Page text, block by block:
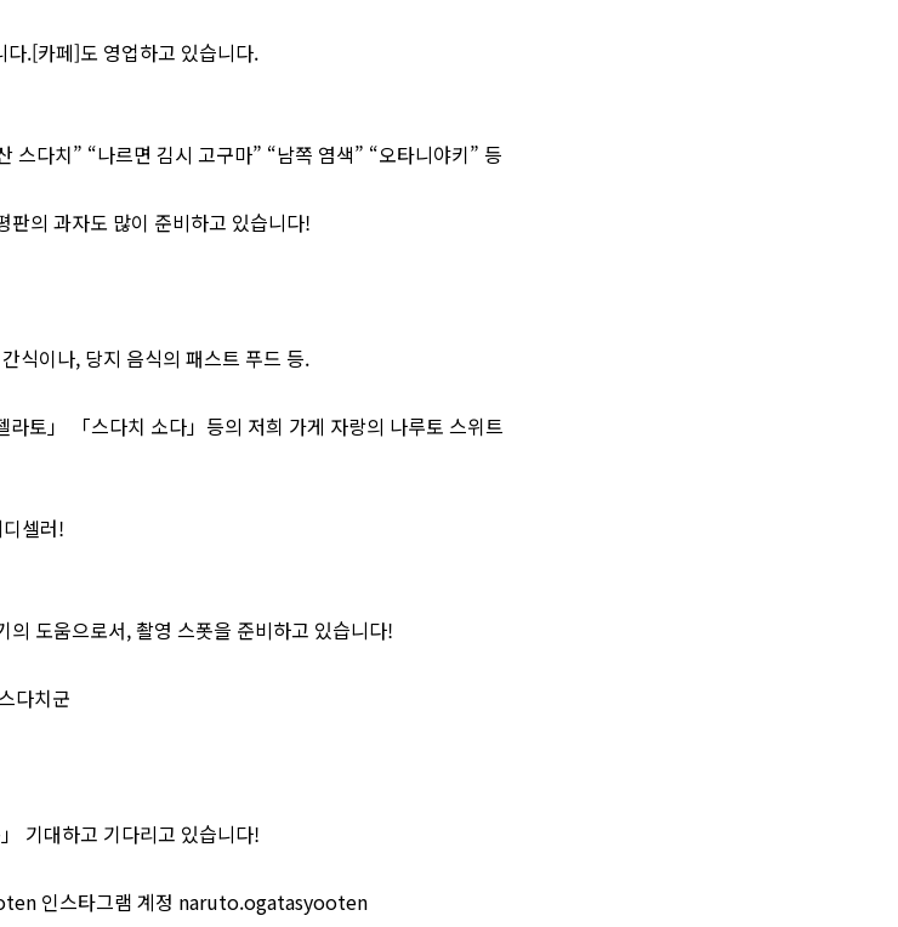
.[카페]도 영업하고 있습니다.
스다치” “나르면 김시 고구마” “남쪽 염색” “오타니야키” 등
판의 과자도 많이 준비하고 있습니다!
식이나, 당지 음식의 패스트 푸드 등.
라토」 「스다치 소다」등의 저희 가게 자랑의 나루토 스위트
셀러!
도움으로서, 촬영 스폿을 준비하고 있습니다!
다치군
기대하고 기다리고 있습니다!
인스타그램 계정 naruto.ogatasyooten